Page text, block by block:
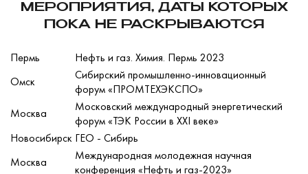
МЕРОПРИЯТИЯ, ДАТЫ КОТОРЫХ
ПОКА НЕ РАСКРЫВАЮТСЯ
Пермь
Нефть и газ. Химия. Пермь 2023
Омск
Сибирский промышленно-инновационный
форум «ПРОМТЕХЭКСПО»
Москва
Московский международный энергетический
форум «ТЭК России в XXI веке»
Новосибирск ГЕО - Сибирь
Москва
Международная молодежная научная
конференция «Нефть и газ-2023»